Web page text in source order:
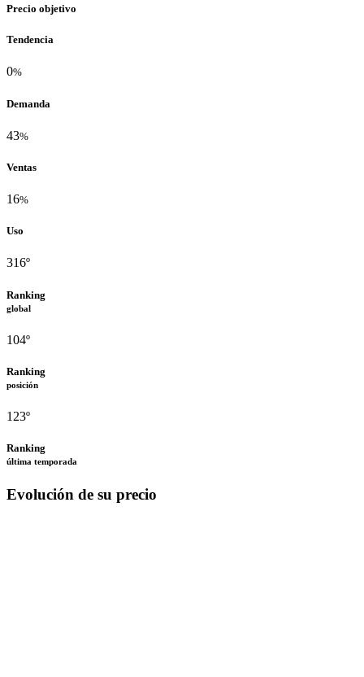
Precio objetivo
Tendencia
0%
Demanda
43%
Ventas
16%
Uso
316º
Ranking
global
104º
Ranking
posición
123º
Ranking
última temporada
Evolución de su precio